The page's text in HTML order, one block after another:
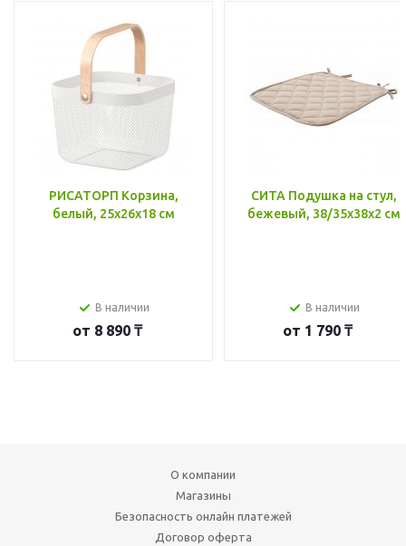
РИСАТОРП Корзина,
белый, 25x26x18 см
В наличии
от 8 890 ₸
СИТА Подушка на стул,
бежевый, 38/35x38x2 см
В наличии
от 1 790 ₸
О компании
Магазины
Безопасность онлайн платежей
Договор оферта